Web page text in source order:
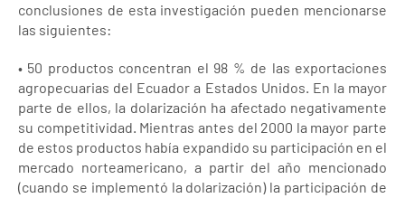
conclusiones de esta investigación pueden mencionarse
las siguientes:
• 50 productos concentran el 98 % de las exportaciones
agropecuarias del Ecuador a Estados Unidos. En la mayor
parte de ellos, la dolarización ha afectado negativamente
su competitividad. Mientras antes del 2000 la mayor parte
de estos productos había expandido su participación en el
mercado norteamericano, a partir del año mencionado
(cuando se implementó la dolarización) la participación de